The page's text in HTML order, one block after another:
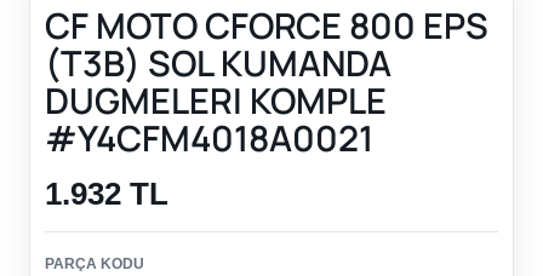
CF MOTO CFORCE 800 EPS
(T3B) SOL KUMANDA
DUGMELERI KOMPLE
#Y4CFM4018A0021
1.932 TL
PARÇA KODU